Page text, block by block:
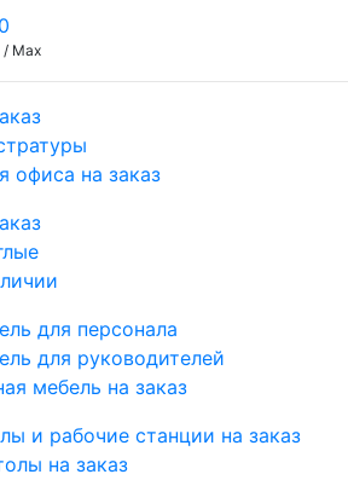
Max
офиса на заказ
для персонала
для руководителей
мебель на заказ
и рабочие станции на заказ
на заказ